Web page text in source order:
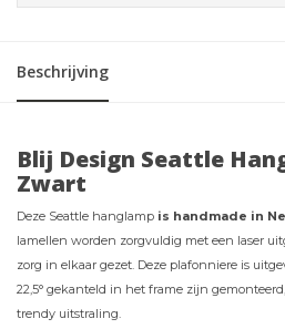
Beschrijving
Blij Design Seattle
Zwart
Deze Seattle hanglamp is handmade in
lamellen worden zorgvuldig met een laser
zorg in elkaar gezet. Deze plafonniere is
22,5° gekanteld in het frame zijn
trendy uitstraling.